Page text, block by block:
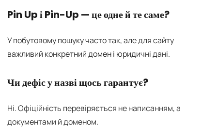
Pin Up і Pin-Up — це одне й те саме?
У побутовому пошуку часто так, але для сайту
важливий конкретний домен і юридичні дані.
Чи дефіс у назві щось гарантує?
Ні. Офіційність перевіряється не написанням, а
документами й доменом.